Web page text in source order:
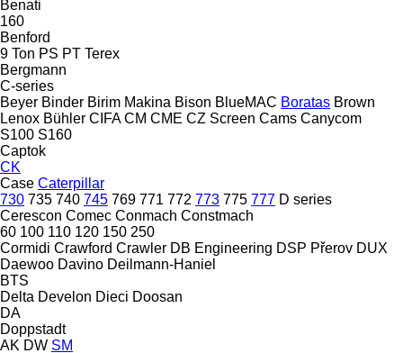
Benati
160
Benford
9 Ton PS PT Terex
Bergmann
C-series
Beyer Binder Birim Makina Bison BlueMAC Boratas Brown
Lenox Bühler CIFA CM CME CZ Screen Cams Canycom
S100 S160
Captok
CK
Case Caterpillar
730 735 740 745 769 771 772 773 775 777 D series
Cerescon Comec Conmach Constmach
60 100 110 120 150 250
Cormidi Crawford Crawler DB Engineering DSP Přerov DUX
Daewoo Davino Deilmann-Haniel
BTS
Delta Develon Dieci Doosan
DA
Doppstadt
AK DW SM